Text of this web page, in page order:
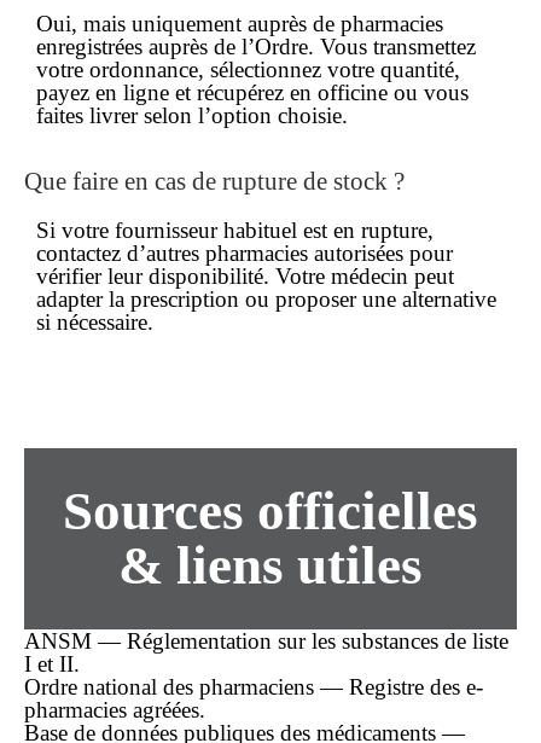
Oui, mais uniquement auprès de pharmacies
enregistrées auprès de l’Ordre. Vous transmettez
votre ordonnance, sélectionnez votre quantité,
payez en ligne et récupérez en officine ou vous
faites livrer selon l’option choisie.
Que faire en cas de rupture de stock ?
Si votre fournisseur habituel est en rupture,
contactez d’autres pharmacies autorisées pour
vérifier leur disponibilité. Votre médecin peut
adapter la prescription ou proposer une alternative
si nécessaire.
Sources officielles
& liens utiles
ANSM — Réglementation sur les substances de liste
I et II.
Ordre national des pharmaciens — Registre des e-
pharmacies agréées.
Base de données publiques des médicaments —